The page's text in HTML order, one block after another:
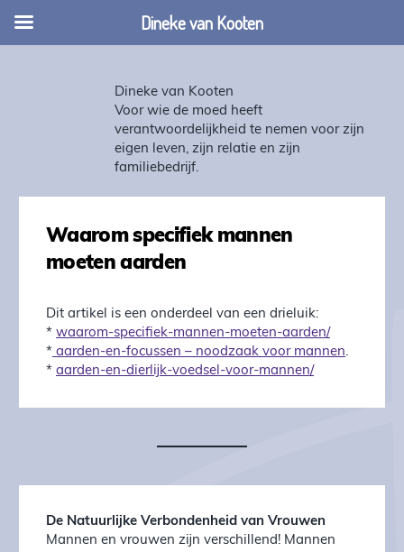
Dineke van Kooten
Voor wie de moed heeft
verantwoordelijkheid te nemen voor zijn
eigen leven, zijn relatie en zijn
familiebedrijf.
Waarom specifiek mannen
moeten aarden
Dit artikel is een onderdeel van een drieluik:
* waarom-specifiek-mannen-moeten-aarden/
* aarden-en-focussen – noodzaak voor mannen.
* aarden-en-dierlijk-voedsel-voor-mannen/
De Natuurlijke Verbondenheid van Vrouwen
Mannen en vrouwen zijn verschillend! Mannen
Dineke van Kooten